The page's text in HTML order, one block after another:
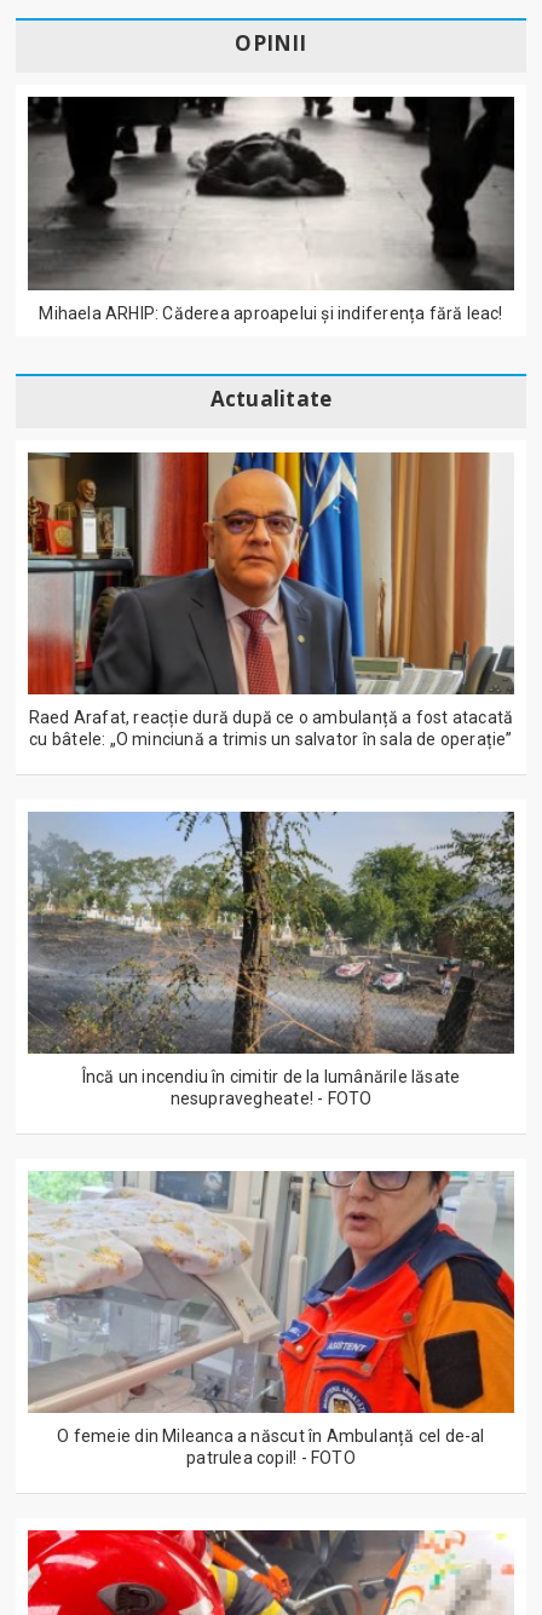
OPINII
Mihaela ARHIP: Căderea aproapelui și indiferența fără leac!
Actualitate
Raed Arafat, reacție dură după ce o ambulanță a fost atacată
cu bâtele: „O minciună a trimis un salvator în sala de operație”
Încă un incendiu în cimitir de la lumânările lăsate
nesupravegheate! - FOTO
O femeie din Mileanca a născut în Ambulanță cel de-al
patrulea copil! - FOTO